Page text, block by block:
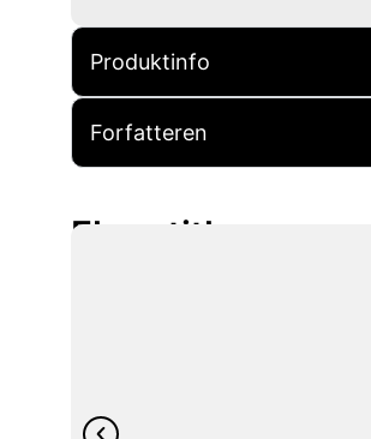
Produktinfo
Forfatteren
Flere titler